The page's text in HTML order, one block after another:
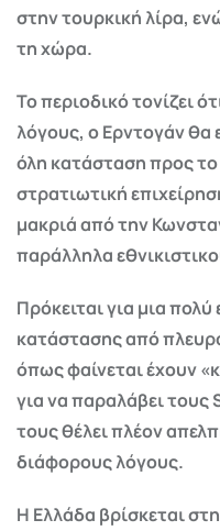
στην τουρκική λίρα,
τη χώρα.
Το περιοδικό τονίζει
λόγους, ο Ερντογάν θα
όλη κατάσταση προς το
στρατιωτική
μακριά από την
παράλληλα
Πρόκειται για μια
κατάστασης από
όπως φαίνεται έχουν
για να παραλάβει
τους θέλει πλέον
διάφορους λόγους.
Η Ελλάδα βρίσκεται